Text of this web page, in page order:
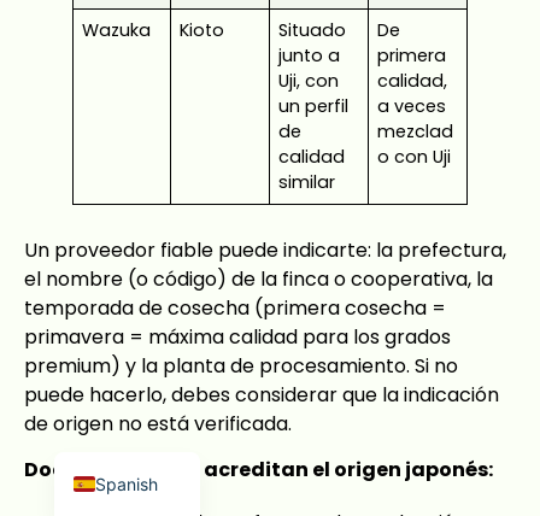
Wazuka
Kioto
Situado
junto a
Uji, con
un perfil
de
calidad
similar
De
primera
calidad,
a veces
mezclad
o con Uji
Un proveedor fiable puede indicarte: la prefectura,
el nombre (o código) de la finca o cooperativa, la
temporada de cosecha (primera cosecha =
primavera = máxima calidad para los grados
premium) y la planta de procesamiento. Si no
puede hacerlo, debes considerar que la indicación
de origen no está verificada.
Documentos que acreditan el origen japonés:
Spanish
German
Indonesian
Korean
Russian
French